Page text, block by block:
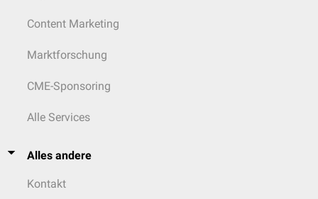
Content Marketing
Marktforschung
CME-Sponsoring
Alle Services
Alles andere
Kontakt